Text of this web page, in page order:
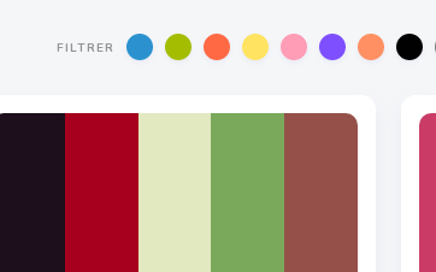
FILTRER